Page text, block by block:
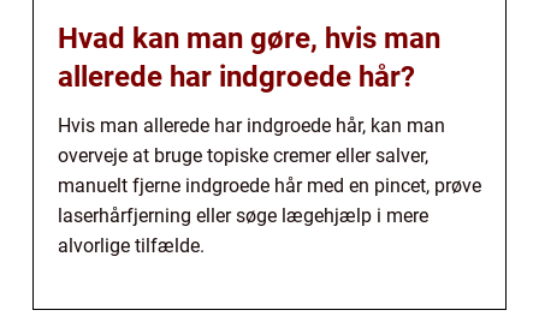
Hvad kan man gøre, hvis man
allerede har indgroede hår?
Hvis man allerede har indgroede hår, kan man
overveje at bruge topiske cremer eller salver,
manuelt fjerne indgroede hår med en pincet, prøve
laserhårfjerning eller søge lægehjælp i mere
alvorlige tilfælde.